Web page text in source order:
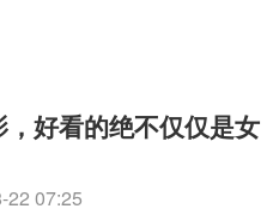
，好看的绝不仅仅是女
22 07:25